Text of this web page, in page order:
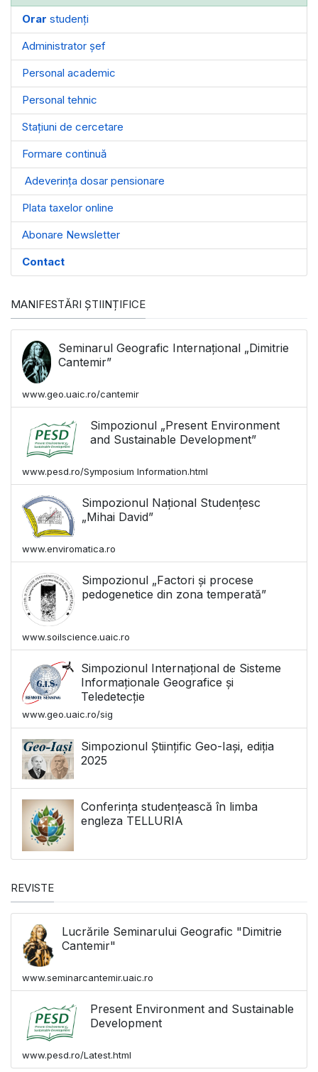
Orar studenți
Administrator șef
Personal academic
Personal tehnic
Stațiuni de cercetare
Formare continuă
Adeverința dosar pensionare
Plata taxelor online
Abonare Newsletter
Contact
MANIFESTĂRI ȘTIINȚIFICE
Seminarul Geografic Internațional „Dimitrie
Cantemir”
www.geo.uaic.ro/cantemir
Simpozionul „Present Environment
and Sustainable Development”
www.pesd.ro/Symposium Information.html
Simpozionul Național Studențesc
„Mihai David”
www.enviromatica.ro
Simpozionul „Factori și procese
pedogenetice din zona temperată”
www.soilscience.uaic.ro
Simpozionul Internațional de Sisteme
Informaționale Geografice și
Teledetecție
www.geo.uaic.ro/sig
Simpozionul Științific Geo-Iași, ediția
2025
Conferința studențească în limba
engleza TELLURIA
REVISTE
Lucrările Seminarului Geografic "Dimitrie
Cantemir"
www.seminarcantemir.uaic.ro
Present Environment and Sustainable
Development
www.pesd.ro/Latest.html